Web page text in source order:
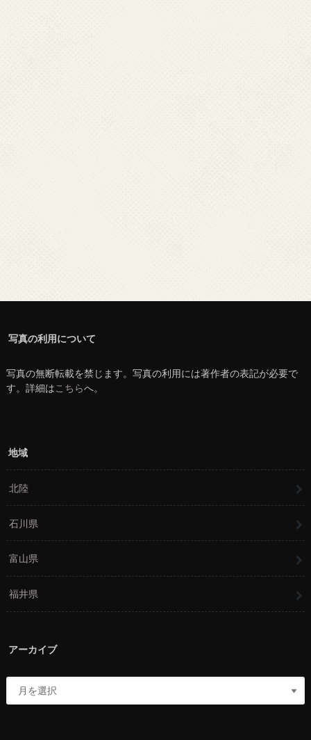
写真の利用について
写真の無断転載を禁じます。写真の利用には著作者の表記が必要で
す。詳細はこちらへ。
地域
北陸
石川県
富山県
福井県
アーカイブ